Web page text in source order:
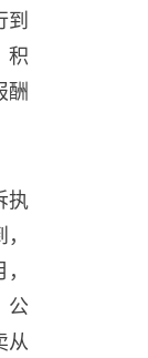
积
酬
执
公
从